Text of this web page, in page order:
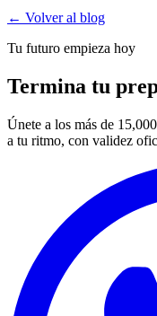
← Volver al blog
Tu futuro empieza hoy
Termina tu
Únete a los más de
a tu ritmo, con validez